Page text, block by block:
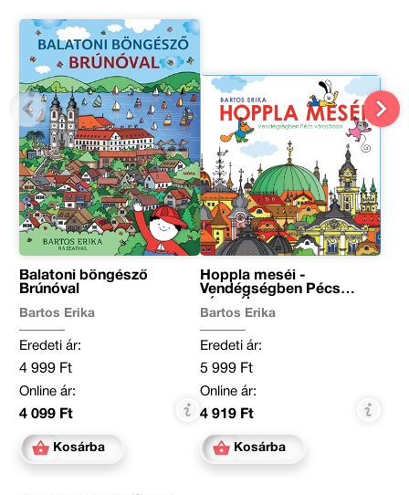
Balatoni böngésző
Brúnóval
Bartos Erika
Eredeti ár:
4 999 Ft
Online ár:
4 099 Ft
Kosárba
Hoppla meséi -
Vendégségben Pécs
Bartos Erika
Eredeti ár:
5 999 Ft
Online ár:
4 919 Ft
Kosárba